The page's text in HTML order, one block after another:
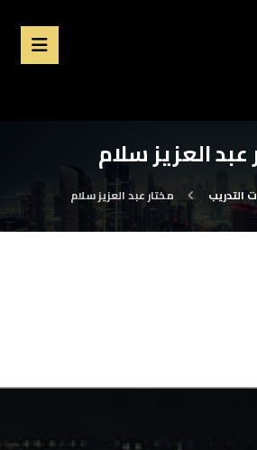
عبد العزيز سلام
التدريب مختار عبد العزيز سلام